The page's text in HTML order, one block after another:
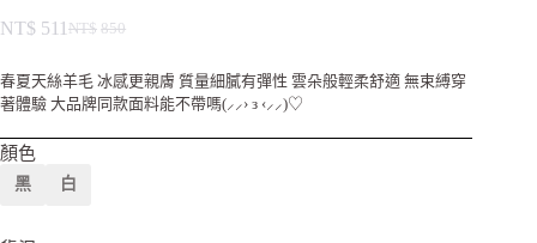
NT$ 850
NT$ 511
春夏天絲羊毛 冰感更親膚 質量細膩有彈性 雲朵般輕柔舒適 無束縛穿
著體驗 大品牌同款面料能不帶嗎(⸝⸝› з ‹⸝⸝)♡
顏色
黑 白